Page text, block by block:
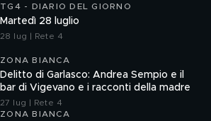
TG4 - DIARIO DEL GIORNO
Martedì 28 luglio
28 lug | Rete 4
ZONA BIANCA
Delitto di Garlasco: Andrea Sempio e il
bar di Vigevano e i racconti della madre
27 lug | Rete 4
ZONA BIANCA